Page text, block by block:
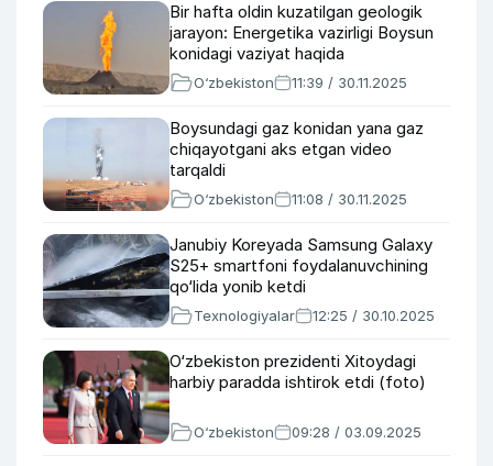
Bir hafta oldin kuzatilgan geologik
jarayon: Energetika vazirligi Boysun
konidagi vaziyat haqida
O‘zbekiston 11:39 / 30.11.2025
Boysundagi gaz konidan yana gaz
chiqayotgani aks etgan video
tarqaldi
O‘zbekiston 11:08 / 30.11.2025
Janubiy Koreyada Samsung Galaxy
S25+ smartfoni foydalanuvchining
qo‘lida yonib ketdi
Texnologiyalar 12:25 / 30.10.2025
O‘zbekiston prezidenti Xitoydagi
harbiy paradda ishtirok etdi (foto)
O‘zbekiston 09:28 / 03.09.2025